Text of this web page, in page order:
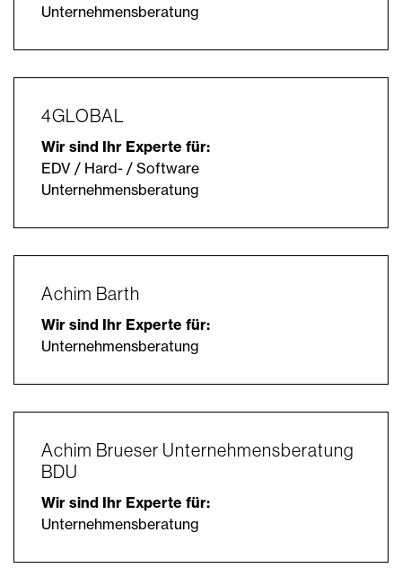
Unternehmensberatung
4GLOBAL
Wir sind Ihr Experte für:
EDV / Hard- / Software
Unternehmensberatung
Achim Barth
Wir sind Ihr Experte für:
Unternehmensberatung
Achim Brueser Unternehmensberatung
BDU
Wir sind Ihr Experte für:
Unternehmensberatung